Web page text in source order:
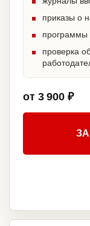
приказы о
программы
проверка
от 3 900 ₽